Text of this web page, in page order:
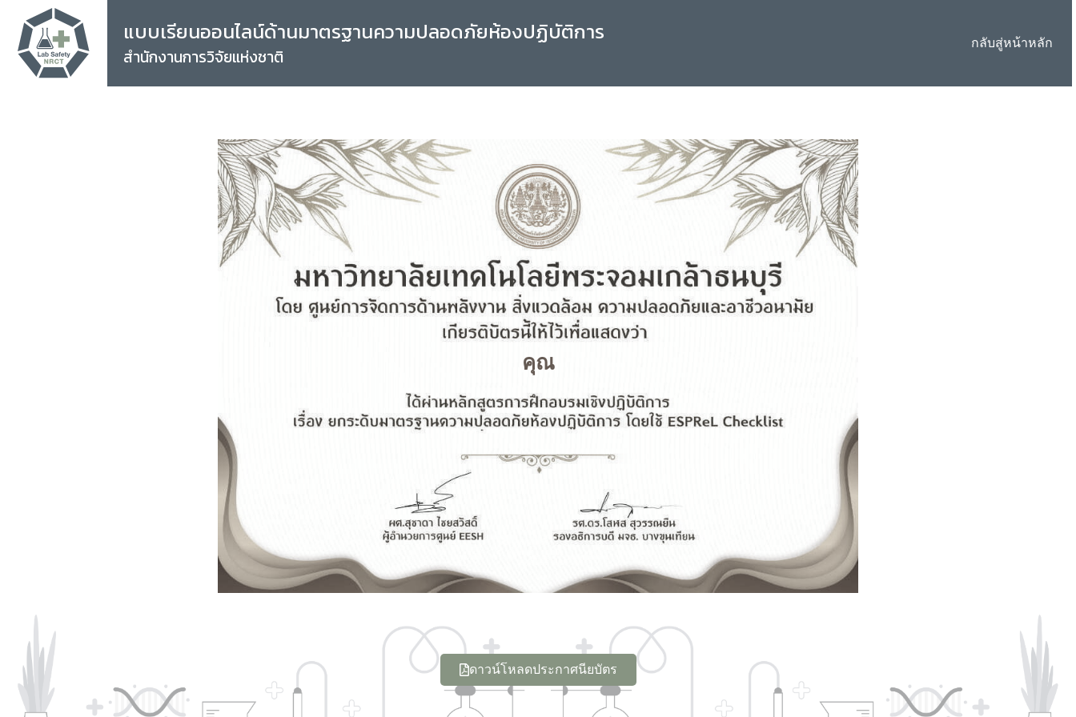
แบบเรียนออนไลน์ด้านมาตรฐานความปลอดภัยห้องปฏิบัติการ
สำนักงานการวิจัยแห่งชาติ
กลับสู่หน้าหลัก
คุณ
ดาวน์โหลดประกาศนียบัตร